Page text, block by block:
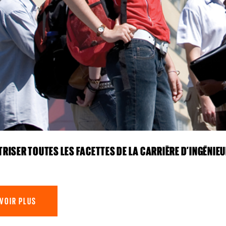
TOUTES LES FACETTES DE LA CARRIÈRE
PLUS